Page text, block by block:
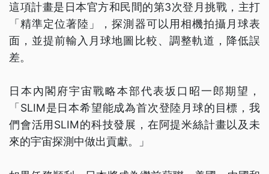
這項計畫是日本官方和民間的第3次登月挑戰，主打
「精準定位著陸」，探測器可以用相機拍攝月球表
面，並提前輸入月球地圖比較、調整軌道，降低誤
差。
日本內閣府宇宙戰略本部代表坂口昭一郎期望，
「SLIM是日本希望能成為首次登陸月球的目標，我
們會活用SLIM的科技發展，在阿提米絲計畫以及未
來的宇宙探測中做出貢獻。」